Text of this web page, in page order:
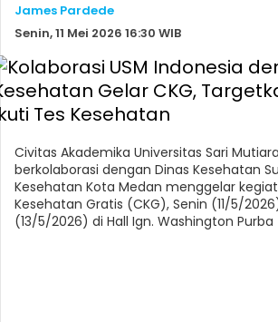
James Pardede
Senin, 11 Mei 2026 16:30 WIB
Civitas Akademika Universitas Sari
berkolaborasi dengan Dinas Kesehatan
Kesehatan Kota Medan menggelar
Kesehatan Gratis (CKG), Senin (11/5/
(13/5/2026) di Hall Ign. Washington Purba